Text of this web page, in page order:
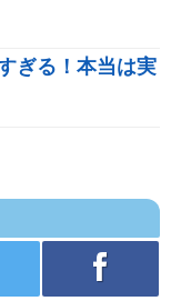
ぎる！本当は実
facebook